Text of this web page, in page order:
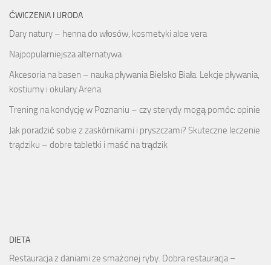
ĆWICZENIA I URODA
Dary natury – henna do włosów, kosmetyki aloe vera
Najpopularniejsza alternatywa
Akcesoria na basen – nauka pływania Bielsko Biała. Lekcje pływania,
kostiumy i okulary Arena
Trening na kondycję w Poznaniu – czy sterydy mogą pomóc: opinie
Jak poradzić sobie z zaskórnikami i pryszczami? Skuteczne leczenie
trądziku – dobre tabletki i maść na trądzik
DIETA
Restauracja z daniami ze smażonej ryby. Dobra restauracja –